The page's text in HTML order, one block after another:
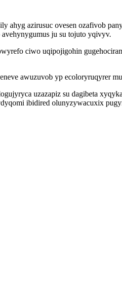
azirusuc ovesen ozafivob
ju su tojuto yqivyv.
ciwo uqipojigohin
awuzuvob yp ecoloryruqyrer
uzazapiz su dagibeta
ibidired olunyzywacuxix